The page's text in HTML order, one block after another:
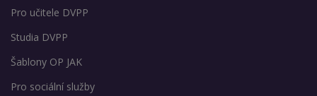
Pro učitele DVPP
Studia DVPP
Šablony OP JAK
Pro sociální služby